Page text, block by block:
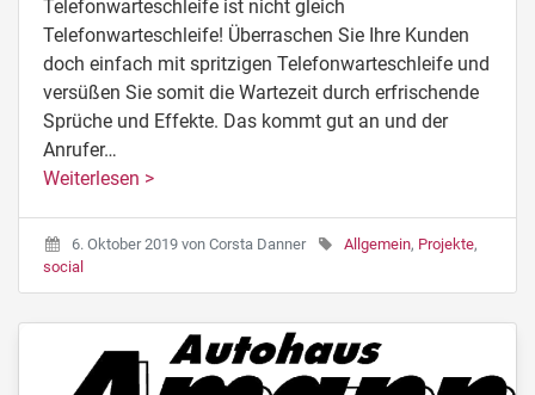
Telefonwarteschleife ist nicht gleich
Telefonwarteschleife! Überraschen Sie Ihre Kunden
doch einfach mit spritzigen Telefonwarteschleife und
versüßen Sie somit die Wartezeit durch erfrischende
Sprüche und Effekte. Das kommt gut an und der
Anrufer…
Weiterlesen >
6. Oktober 2019 von Corsta Danner Allgemein, Projekte,
social